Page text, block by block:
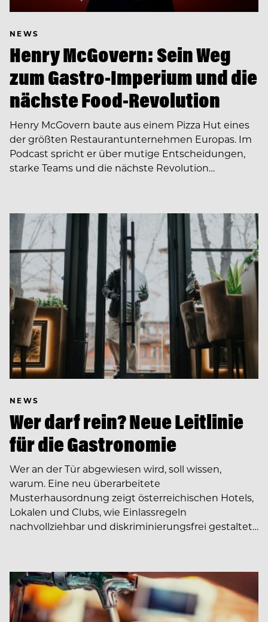
NEWS
Henry McGovern: Sein Weg
zum Gastro-Imperium und die
nächste Food-Revolution
Henry McGovern baute aus einem Pizza Hut eines
der größten Restaurantunternehmen Europas. Im
Podcast spricht er über mutige Entscheidungen,
starke Teams und die nächste Revolution…
NEWS
Wer darf rein? Neue Leitlinie
für die Gastronomie
Wer an der Tür abgewiesen wird, soll wissen,
warum. Eine neu überarbeitete
Musterhausordnung zeigt österreichischen Hotels,
Lokalen und Clubs, wie Einlassregeln
nachvollziehbar und diskriminierungsfrei gestaltet…